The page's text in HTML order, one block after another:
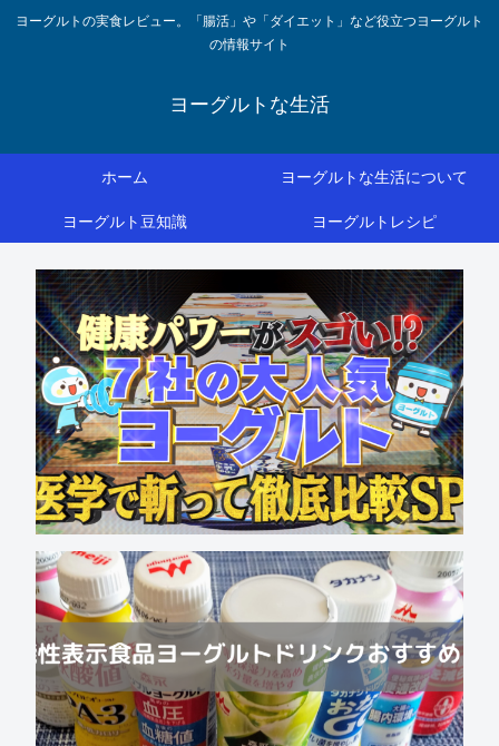
ヨーグルトの実食レビュー。「腸活」や「ダイエット」など役立つヨーグルト
の情報サイト
ヨーグルトな生活
ホーム
ヨーグルトな生活について
ヨーグルト豆知識
ヨーグルトレシピ